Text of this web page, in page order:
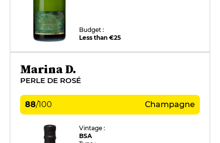
Budget :
Less than €25
Marina D.
PERLE DE ROSÉ
88/100 Champagne
Vintage :
BSA